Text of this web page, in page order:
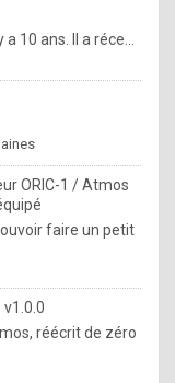
10 ans. Il a réce...
ORIC-1 / Atmos
faire un petit
réécrit de zéro